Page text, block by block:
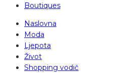
Boutiques
Naslovna
Moda
Ljepota
Život
Shopping vodič